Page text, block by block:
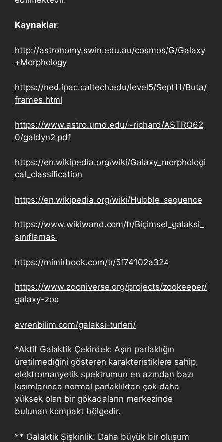
Kaynaklar:
http://astronomy.swin.edu.au/cosmos/G/Galaxy
+Morphology
https://ned.ipac.caltech.edu/level5/Sept11/Buta/
frames.html
https://www.astro.umd.edu/~richard/ASTRO62
0/galdyn2.pdf
https://en.wikipedia.org/wiki/Galaxy_morphologi
cal_classification
https://en.wikipedia.org/wiki/Hubble_sequence
https://www.wikiwand.com/tr/Biçimsel_galaksi_
sınıflaması
https://mimirbook.com/tr/5f74102a324
https://www.zooniverse.org/projects/zookeeper/
galaxy-zoo
evrenbilim.com/galaksi-turleri/
*Aktif Galaktik Çekirdek: Aşırı parlaklığın
üretilmediğini gösteren karakteristiklere sahip,
elektromanyetik spektrumun en azından bazı
kısımlarında normal parlaklıktan çok daha
yüksek olan bir gökadaların merkezinde
bulunan kompakt bölgedir.
** Galaktik Şişkinlik: Daha büyük bir oluşum